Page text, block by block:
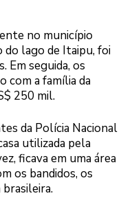
no município
do lago de Itaipu, foi
Em seguida, os
com a família da
250 mil.
da Polícia Nacional
utilizada pela
ficava em uma área
os bandidos, os